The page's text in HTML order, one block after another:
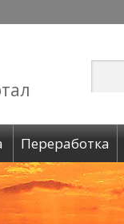
Переработка